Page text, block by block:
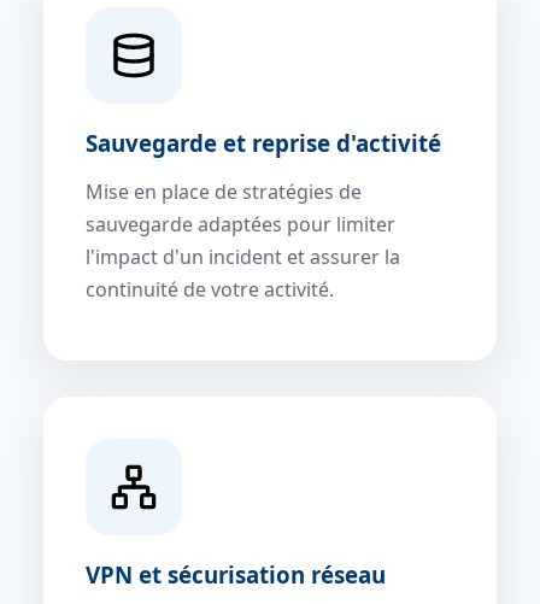
Sauvegarde et reprise d'activité
Mise en place de stratégies de
sauvegarde adaptées pour limiter
l'impact d'un incident et assurer la
continuité de votre activité.
VPN et sécurisation réseau